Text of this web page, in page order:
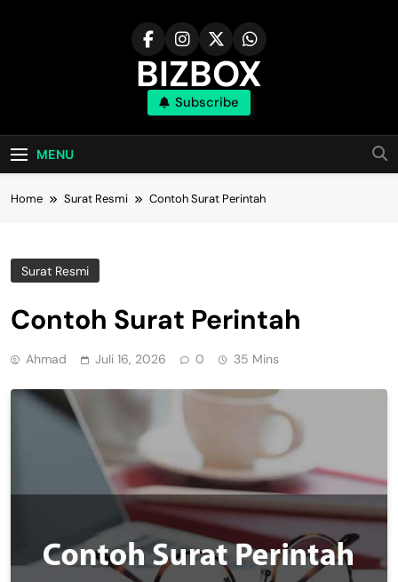
BIZBOX
Bizbox – Media Informasi Terkini
Subscribe
MENU
Home Surat Resmi Contoh Surat Perintah
Surat Resmi
Contoh Surat Perintah
Ahmad Juli 16, 2026 0 35 Mins